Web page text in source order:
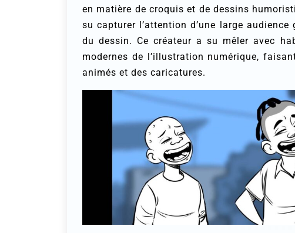
en matière de croquis et de dessins
su capturer l’attention d’une large
du dessin. Ce créateur a su mêler avec
modernes de l’illustration numérique,
animés et des caricatures.